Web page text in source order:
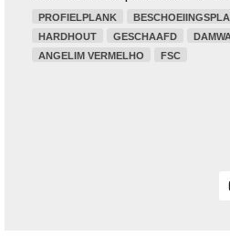
PROFIELPLANK
HARDHOUT
GESCHAAFD
ANGELIM VERMELHO
FSC